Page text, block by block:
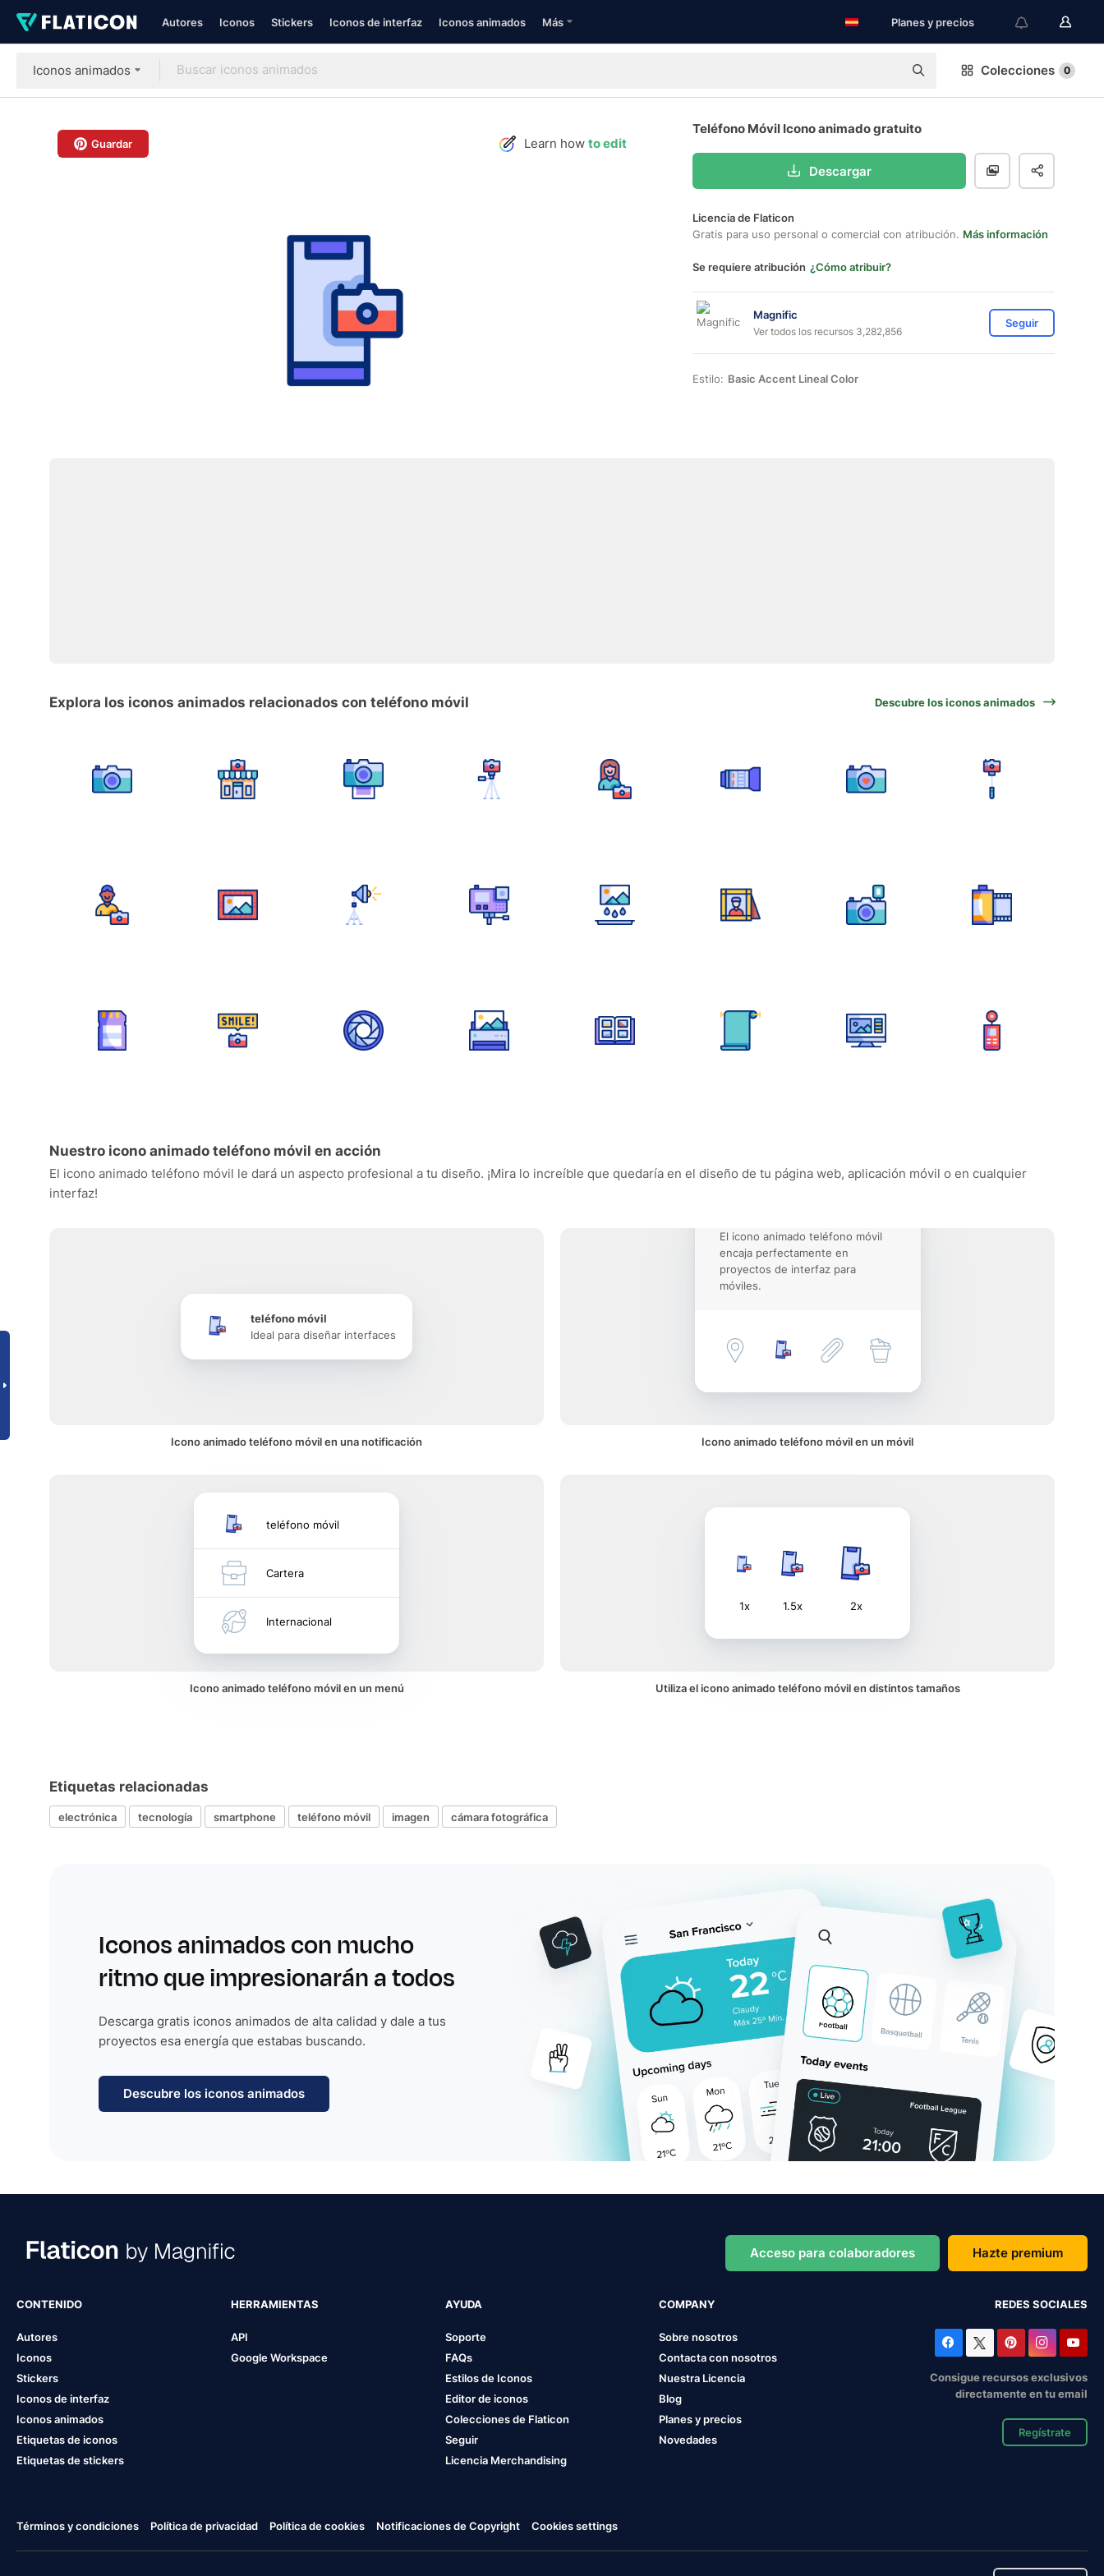
Autores Iconos Stickers Iconos de interfaz Iconos animados Más Planes y precios
Iconos animados Colecciones 0
Guardar Learn how to edit
Teléfono Móvil Icono animado gratuito
Descargar
Licencia de Flaticon
Gratis para uso personal o comercial con atribución. Más información
Se requiere atribución ¿Cómo atribuir?
Magnific
Ver todos los recursos 3,282,856
Seguir
Estilo: Basic Accent Lineal Color
Explora los iconos animados relacionados con teléfono móvil Descubre los iconos animados
Nuestro icono animado teléfono móvil en acción
El icono animado teléfono móvil le dará un aspecto profesional a tu diseño. ¡Mira lo increíble que quedaría en el diseño de tu página web, aplicación móvil o en cualquier
interfaz!
teléfono móvil
Ideal para diseñar interfaces
Icono animado teléfono móvil en una notificación
El icono animado teléfono móvil
encaja perfectamente en
proyectos de interfaz para
móviles.
Icono animado teléfono móvil en un móvil
teléfono móvil
Cartera
Internacional
Icono animado teléfono móvil en un menú
1x 1.5x 2x
Utiliza el icono animado teléfono móvil en distintos tamaños
Etiquetas relacionadas
electrónica tecnología smartphone teléfono móvil imagen cámara fotográfica
Iconos animados con mucho
ritmo que impresionarán a todos
Descarga gratis iconos animados de alta calidad y dale a tus
proyectos esa energía que estabas buscando.
Descubre los iconos animados
Acceso para colaboradores Hazte premium
CONTENIDO
Autores
Iconos
Stickers
Iconos de interfaz
Iconos animados
Etiquetas de iconos
Etiquetas de stickers
HERRAMIENTAS
API
Google Workspace
AYUDA
Soporte
FAQs
Estilos de Iconos
Editor de iconos
Colecciones de Flaticon
Seguir
Licencia Merchandising
COMPANY
Sobre nosotros
Contacta con nosotros
Nuestra Licencia
Blog
Planes y precios
Novedades
REDES SOCIALES
Consigue recursos exclusivos
directamente en tu email
Regístrate
Términos y condiciones Política de privacidad Política de cookies Notificaciones de Copyright Cookies settings